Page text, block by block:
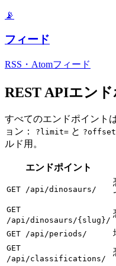
📡
フィード
RSS・Atomフィード
REST APIエン
すべてのエンドポイント
ョン：
?limit= と
ルド用。
エンドポイント
GET /api/dinosaurs/
GET
/api/dinosaurs/{slug}/
GET /api/periods/
GET
/api/classifications/